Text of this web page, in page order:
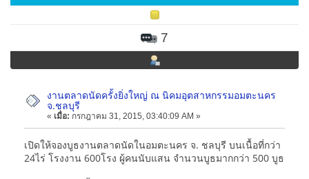
7
งานตลาดนัดครั้งยิ่งใหญ่ ณ นิคมอุตสาหกรรมอมตะนคร
จ.ชลบุรี
« เมื่อ: กรกฎาคม 31, 2015, 03:40:09 AM »
เปิดให้จองบูธงานตลาดนัดในอมตะนคร จ. ชลบุรี บนเนื้อที่กว่า
24ไร่ โรงงาน 600โรง ผู้คนนับแสน จำนวนบูธมากกว่า 500 บูธ